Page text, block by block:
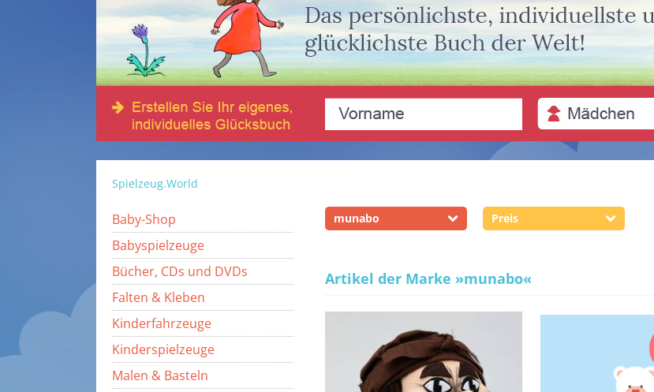
Spielzeug.World
Baby-Shop
Babyspielzeuge
Bücher, CDs und DVDs
Falten & Kleben
Kinderfahrzeuge
Kinderspielzeuge
Malen & Basteln
munabo Preis
Artikel der Marke »munabo«